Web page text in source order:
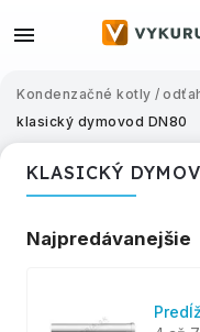
Kondenzačné kotly /
klasický dymovod DN80
KLASICKÝ
Najpredávanejšie